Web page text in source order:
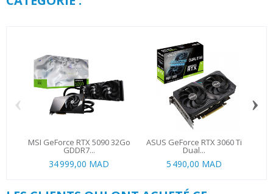
MSI GeForce RTX 5090 32Go
GDDR7...
34 999,00 MAD
ASUS GeForce RTX 3060 Ti
Dual...
5 490,00 MAD
‹ ›